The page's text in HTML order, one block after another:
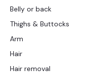
Belly or back
Thighs & Buttocks
Arm
Hair
Hair removal